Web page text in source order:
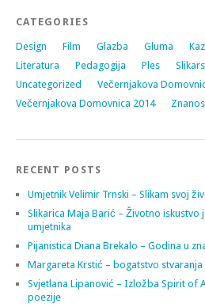
CATEGORIES
Design Film Glazba Gluma
Literatura
Pedagogija Ples
Uncategorized
Večernjakova
Večernjakova Domovnica 2014
RECENT POSTS
Umjetnik Velimir Trnski – Slikam svoj
Slikarica Maja Barić – Životno iskustvo
umjetnika
Pijanistica Diana Brekalo – Godina u
Margareta Krstić – bogatstvo stvaranja
Svjetlana Lipanović – Izložba Spirit of
poezije